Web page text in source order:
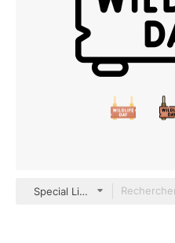
Special Lineal